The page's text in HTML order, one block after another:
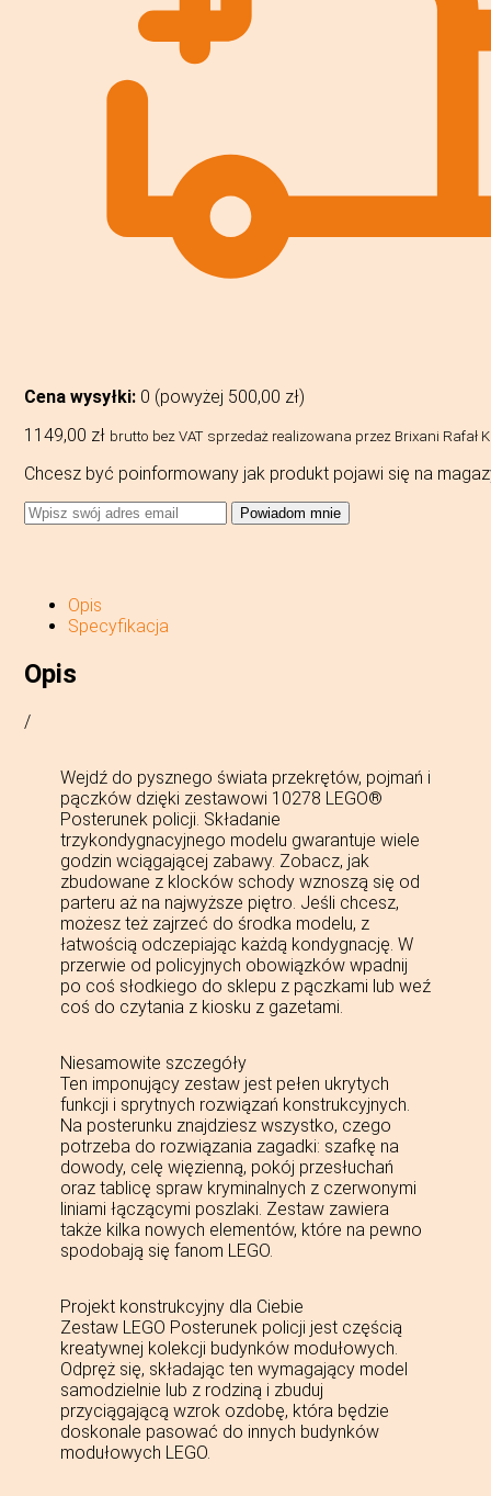
Cena wysyłki: 0 (powyżej 500,00 zł)
1149,00 zł brutto bez VAT sprzedaż realizowana przez Brixani Rafał
Chcesz być poinformowany jak produkt pojawi się na
Powiadom mnie
Opis
Specyfikacja
Opis
/
Wejdź do pysznego świata przekrętów, pojmań i
pączków dzięki zestawowi 10278 LEGO®
Posterunek policji. Składanie
trzykondygnacyjnego modelu gwarantuje wiele
godzin wciągającej zabawy. Zobacz, jak
zbudowane z klocków schody wznoszą się od
parteru aż na najwyższe piętro. Jeśli chcesz,
możesz też zajrzeć do środka modelu, z
łatwością odczepiając każdą kondygnację. W
przerwie od policyjnych obowiązków wpadnij
po coś słodkiego do sklepu z pączkami lub weź
coś do czytania z kiosku z gazetami.
Niesamowite szczegóły
Ten imponujący zestaw jest pełen ukrytych
funkcji i sprytnych rozwiązań konstrukcyjnych.
Na posterunku znajdziesz wszystko, czego
potrzeba do rozwiązania zagadki: szafkę na
dowody, celę więzienną, pokój przesłuchań
oraz tablicę spraw kryminalnych z czerwonymi
liniami łączącymi poszlaki. Zestaw zawiera
także kilka nowych elementów, które na pewno
spodobają się fanom LEGO.
Projekt konstrukcyjny dla Ciebie
Zestaw LEGO Posterunek policji jest częścią
kreatywnej kolekcji budynków modułowych.
Odpręż się, składając ten wymagający model
samodzielnie lub z rodziną i zbuduj
przyciągającą wzrok ozdobę, która będzie
doskonale pasować do innych budynków
modułowych LEGO.